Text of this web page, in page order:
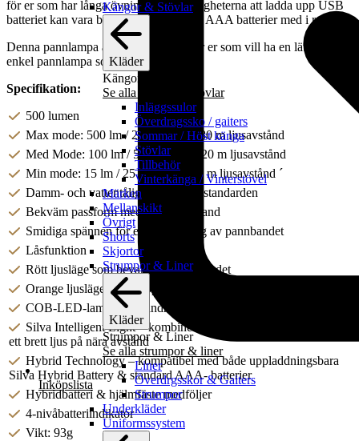
Kängor & Stövlar
Kläder
Kängor & Stövlar
Se alla kängor & stövlar
Inläggssulor
Överdragssko / gaiters
Sommar / Höst känga
Stövlar
Tillbehör
Vinterkänga / Vinterstövel
Märken
Mellanskikt
Övrigt
Shorts
Skjortor
Strumpor & Liner
Kläder
Strumpor & Liner
Se alla strumpor & liner
Liner
Överdrgsskor & Gaiters
Strumpor
Underkläder
Uniformssystem
Inköpslista
för er som har långa övningar där möjligheterna att ladda upp USB
batteriet kan vara begränsade. Ha alltid AAA batterier med i reserv.
Denna pannlampa är ett utmärkt val för er som vill ha en lätt, smidig,
enkel pannlampa som back up i fält.
Specifikation:
500 lumen
Max mode: 500 lm / 2 h brinntid / 80 m ljusavstånd
Med Mode: 100 lm / 5 h brinntid / 20 m ljusavstånd
Min mode: 15 lm / 25 h brinntid / 7 m ljusavstånd ´
Damm- och vattentålig enligt IP65-standarden
Bekväm passform med brett pannband
Smidiga spännen för enkel justering av pannbandet
Låsfunktion
Rött ljusläge som bevarar mörkerseendet
Orange ljusläge som är optimalt för kartläsning
COB-LED-lampa för mindre skuggor och bredare arbetsljus
Silva Intelligent Light – kombinerar fokuserat avståndsljus och
ett brett ljus på nära avstånd
Hybrid Technology – kompatibel med både uppladdningsbara
Silva Hybrid Battery & standard AAA- batterier
Hybridbatteri & hjälmfäste medföljer
4-nivåbatteriindikator
Vikt: 93g